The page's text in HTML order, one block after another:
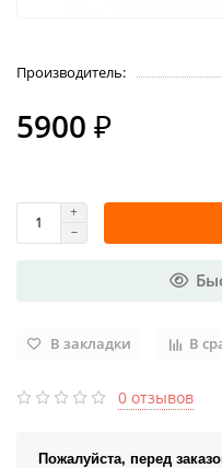
Производитель:
5900 ₽
В закладки В
0 отзывов
Пожалуйста, перед